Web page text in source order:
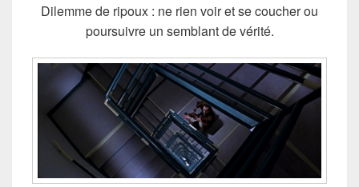
Dilemme de ripoux : ne rien voir et se coucher ou
poursuivre un semblant de vérité.